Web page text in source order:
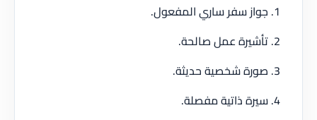
جواز سفر ساري المفعول.
تأشيرة عمل صالحة.
صورة شخصية حديثة.
سيرة ذاتية مفصلة.